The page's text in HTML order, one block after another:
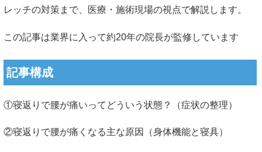
レッチの対策まで、医療・施術現場の視点で解説します。
この記事は業界に入って約20年の院長が監修しています
記事構成
①寝返りで腰が痛いってどういう状態？（症状の整理）
②寝返りで腰が痛くなる主な原因（身体機能と寝具）